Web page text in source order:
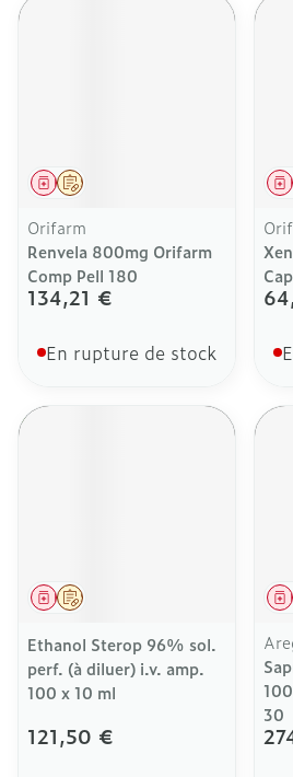
Sur prescription
Médicament
Orifarm
Renvela 800mg Orifarm
Comp Pell 180
134,21 €
En rupture de stock
Sur prescription
Médicament
Ethanol Sterop 96% sol.
perf. (à diluer) i.v. amp.
100 x 10 ml
121,50 €
30